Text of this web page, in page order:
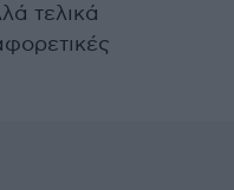
τελικά